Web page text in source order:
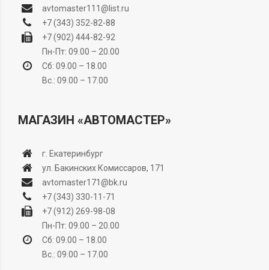
avtomaster111@list.ru
+7 (343) 352-82-88
+7 (902) 444-82-92
Пн-Пт: 09.00 – 20.00
Сб: 09.00 – 18.00
Вс.: 09.00 – 17.00
МАГАЗИН «АВТОМАСТЕР»
г. Екатеринбург
ул. Бакинских Комиссаров, 171
avtomaster171@bk.ru
+7 (343) 330-11-71
+7 (912) 269-98-08
Пн-Пт: 09.00 – 20.00
Сб: 09.00 – 18.00
Вс.: 09.00 – 17.00